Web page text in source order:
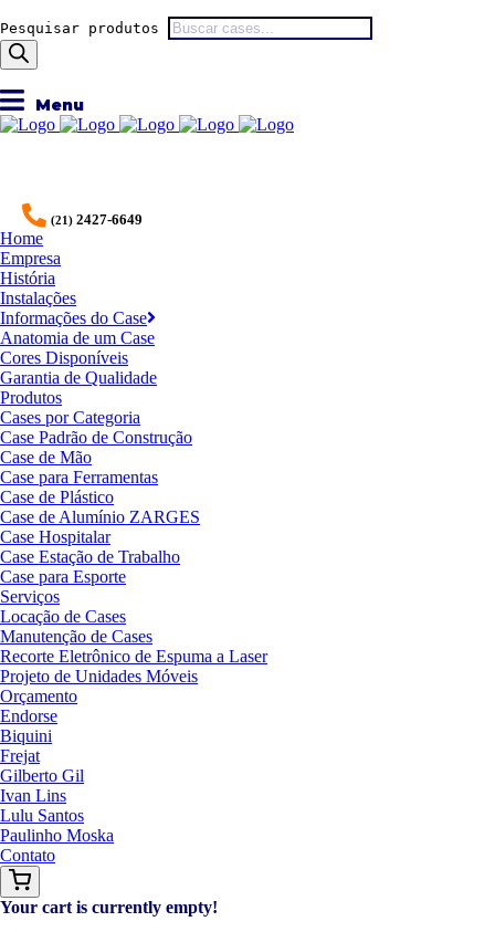
Pesquisar produtos
(21) 2427-6649
Home
Empresa
História
Instalações
Informações do Case
Anatomia de um Case
Cores Disponíveis
Garantia de Qualidade
Produtos
Cases por Categoria
Case Padrão de Construção
Case de Mão
Case para Ferramentas
Case de Plástico
Case de Alumínio ZARGES
Case Hospitalar
Case Estação de Trabalho
Case para Esporte
Serviços
Locação de Cases
Manutenção de Cases
Recorte Eletrônico de Espuma a Laser
Projeto de Unidades Móveis
Orçamento
Endorse
Biquini
Frejat
Gilberto Gil
Ivan Lins
Lulu Santos
Paulinho Moska
Contato
Your cart is currently empty!